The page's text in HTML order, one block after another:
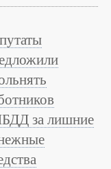
за лишние